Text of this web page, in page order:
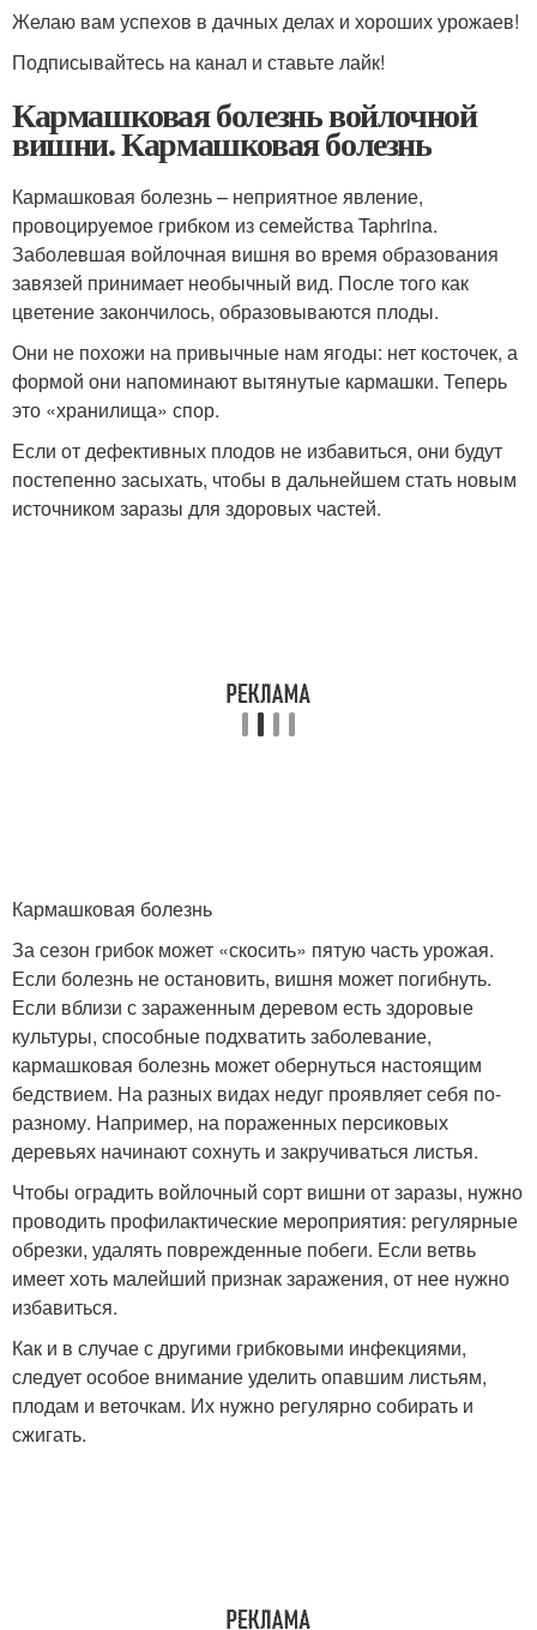
Желаю вам успехов в дачных делах и хороших урожаев!
Подписывайтесь на канал и ставьте лайк!
Кармашковая болезнь войлочной
вишни. Кармашковая болезнь
Кармашковая болезнь – неприятное явление,
провоцируемое грибком из семейства Taphrina.
Заболевшая войлочная вишня во время образования
завязей принимает необычный вид. После того как
цветение закончилось, образовываются плоды.
Они не похожи на привычные нам ягоды: нет косточек, а
формой они напоминают вытянутые кармашки. Теперь
это «хранилища» спор.
Если от дефективных плодов не избавиться, они будут
постепенно засыхать, чтобы в дальнейшем стать новым
источником заразы для здоровых частей.
Кармашковая болезнь
За сезон грибок может «скосить» пятую часть урожая.
Если болезнь не остановить, вишня может погибнуть.
Если вблизи с зараженным деревом есть здоровые
культуры, способные подхватить заболевание,
кармашковая болезнь может обернуться настоящим
бедствием. На разных видах недуг проявляет себя по-
разному. Например, на пораженных персиковых
деревьях начинают сохнуть и закручиваться листья.
Чтобы оградить войлочный сорт вишни от заразы, нужно
проводить профилактические мероприятия: регулярные
обрезки, удалять поврежденные побеги. Если ветвь
имеет хоть малейший признак заражения, от нее нужно
избавиться.
Как и в случае с другими грибковыми инфекциями,
следует особое внимание уделить опавшим листьям,
плодам и веточкам. Их нужно регулярно собирать и
сжигать.